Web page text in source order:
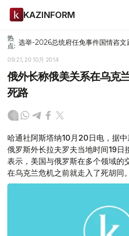
KAZINFORM
热
点: 选举-2026总统府任免事件国情咨文
09:21, 20 10月 2014
俄外长称俄美关系在乌克
死路
哈通社阿斯塔纳10月20日电，据中
俄罗斯外长拉夫罗夫当地时间19日
表示，美国与俄罗斯在多个领域的
在乌克兰危机之前就走入了死胡同。